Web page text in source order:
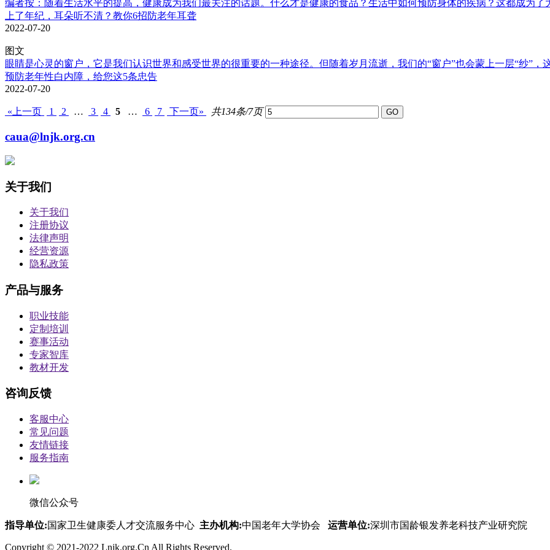
编者按：随着生活水平的提高，健康成为我们最关注的话题。什么才是健康的食品？生活中如何预防身体的疾病？这都成为了
上了年纪，耳朵听不清？教你6招防老年耳聋
2022-07-20
图文
眼睛是心灵的窗户，它是我们认识世界和感受世界的很重要的一种途径。但随着岁月流逝，我们的“窗户”也会蒙上一层“纱”，
预防老年性白内障，给您这5条忠告
2022-07-20
«上一页 1 2 … 3 4 5 … 6 7 下一页» 共134条/7页
caua@lnjk.org.cn
关于我们
关于我们
注册协议
法律声明
经营资源
隐私政策
产品与服务
职业技能
定制培训
赛事活动
专家智库
教材开发
咨询反馈
客服中心
常见问题
友情链接
服务指南
微信公众号
指导单位:国家卫生健康委人才交流服务中心 主办机构:中国老年大学协会 运营单位:深圳市国龄银发养老科技产业研究院
Copyright © 2021-2022 Lnjk.org.Cn All Rights Reserved.